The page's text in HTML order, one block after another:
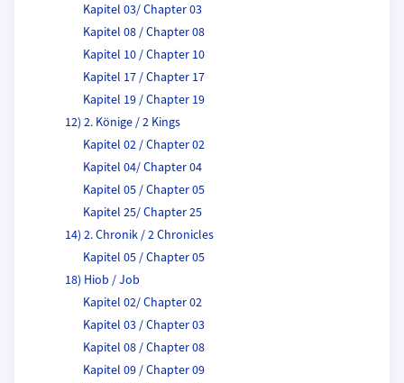
Kapitel 03/ Chapter 03
Kapitel 08 / Chapter 08
Kapitel 10 / Chapter 10
Kapitel 17 / Chapter 17
Kapitel 19 / Chapter 19
12) 2. Könige / 2 Kings
Kapitel 02 / Chapter 02
Kapitel 04/ Chapter 04
Kapitel 05 / Chapter 05
Kapitel 25/ Chapter 25
14) 2. Chronik / 2 Chronicles
Kapitel 05 / Chapter 05
18) Hiob / Job
Kapitel 02/ Chapter 02
Kapitel 03 / Chapter 03
Kapitel 08 / Chapter 08
Kapitel 09 / Chapter 09